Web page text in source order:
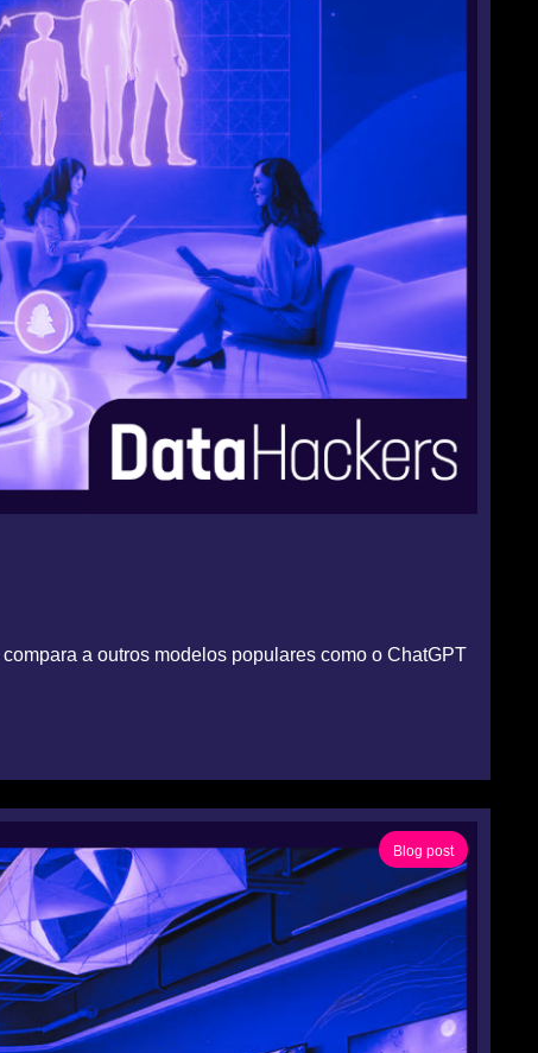
a outros modelos populares como o ChatGPT
Blog post